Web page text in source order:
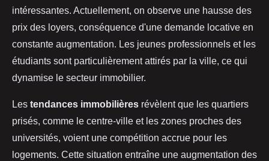
intéressantes. Actuellement, on observe une hausse des
prix des loyers, conséquence d'une demande locative en
constante augmentation. Les jeunes professionnels et les
étudiants sont particulièrement attirés par la ville, ce qui
dynamise le secteur immobilier.
Les tendances immobilières révèlent que les quartiers
prisés, comme le centre-ville et les zones proches des
universités, voient une compétition accrue pour les
logements. Cette situation entraîne une augmentation des